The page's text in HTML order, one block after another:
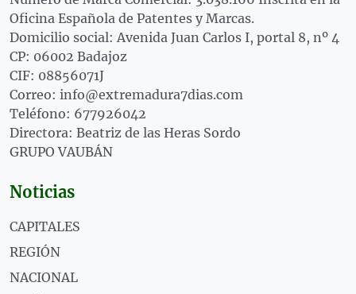
Oficina Española de Patentes y Marcas.
Domicilio social: Avenida Juan Carlos I, portal 8, nº 4
CP: 06002 Badajoz
CIF: 08856071J
Correo: info@extremadura7dias.com
Teléfono: 677926042
Directora: Beatriz de las Heras Sordo
GRUPO VAUBÁN
Noticias
CAPITALES
REGIÓN
NACIONAL